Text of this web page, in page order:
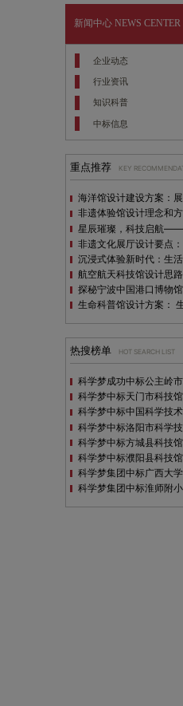
新闻中心NEWS CENTER
企业动态
行业资讯
知识科普
中标信息
重点推荐 KEY
海洋馆设计建设方案：
沉浸式体验新时代：生
全息体验馆设计：打造
热搜榜单 HOT SEARCH LIST
科学梦成功中标公主岭
科学梦中标天门市科技馆
科学梦中标洛阳市科学
科学梦中标方城县科技
科学梦中标濮阳县科技
科学梦集团中标广西大
科学梦集团中标淮师附